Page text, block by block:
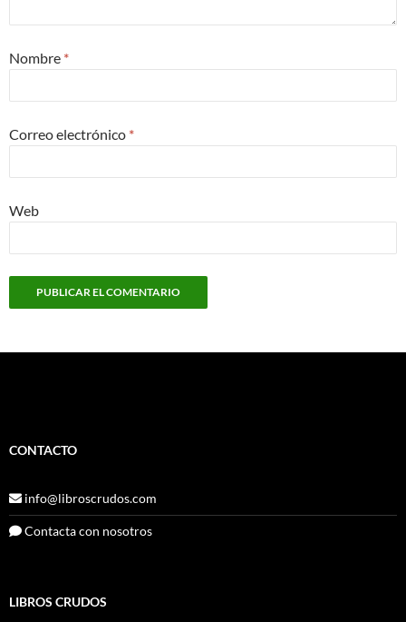
Nombre *
Correo electrónico *
Web
CONTACTO
info@libroscrudos.com
Contacta con nosotros
LIBROS CRUDOS